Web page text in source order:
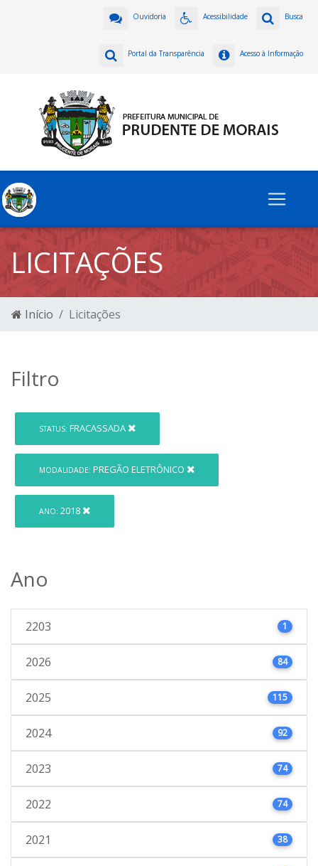
Busca
Acessibilidade
Ouvidoria
Acesso à Informação
Portal da Transparência
LICITAÇÕES
Início Licitações
Filtro
STATUS: FRACASSADA
MODALIDADE: PREGÃO ELETRÔNICO
ANO: 2018
Ano
2203 1
2026 84
2025 115
2024 92
2023 74
2022 74
2021 38